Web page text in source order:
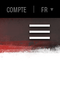
COMPTE FR
EN
DE
ES
EN-GB